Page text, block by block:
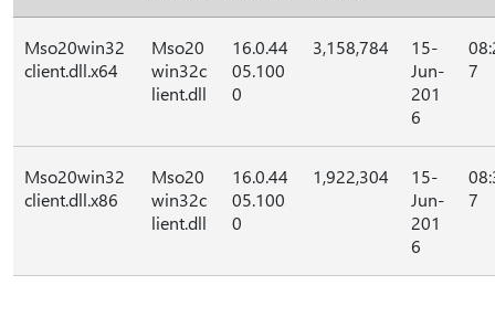
Mso20win32
client.dll.x64
Mso20
win32c
lient.dll
16.0.44
05.100
0
3,158,784
15-
Jun-
201
6
7
Mso20win32
client.dll.x86
Mso20
win32c
lient.dll
16.0.44
05.100
0
1,922,304
15-
Jun-
201
6
7